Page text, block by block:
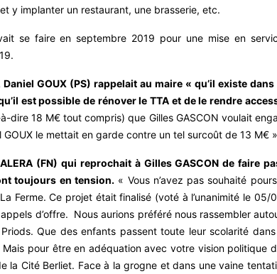
y implanter un restaurant, une brasserie, etc.
se faire en septembre 2019 pour une mise en
GOUX (PS) rappelait au maire « qu’il existe
est possible de rénover le TTA et de le rendre
dire 18 M€ tout compris) que Gilles GASCON voulait
le mettait en garde contre un tel surcoût de 13 M€
(FN) qui reprochait à Gilles GASCON de
toujours en tension. « Vous n’avez pas souhaité
Ferme. Ce projet était finalisé (voté à l’unanimité le
d’offre. Nous aurions préféré nous rassembler
Que des enfants passent toute leur scolarité
Mais pour être en adéquation avec votre vision
la Cité Berliet. Face à la grogne et dans une vaine